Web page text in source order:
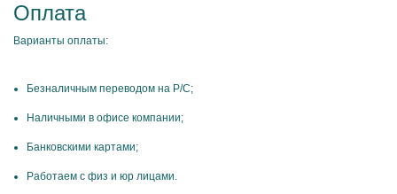
Оплата
Варианты оплаты:
Безналичным переводом на Р/С;
Наличными в офисе компании;
Банковскими картами;
Работаем с физ и юр лицами.